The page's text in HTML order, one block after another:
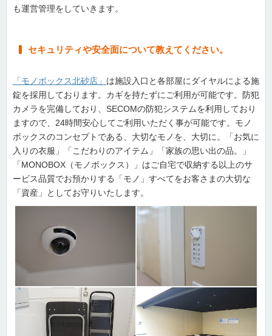
も運営管理をしていきます。
セキュリティや安全面について教えてください。
「モノボックス北砂店」 は施設入口と各部屋にダイヤルによる施
錠を採用しております。カギを持たずにご利用が可能です。防犯
カメラを完備しており、SECOMの防犯システムを利用しており
ますので、24時間安心してご利用いただく事が可能です。モノ
ボックスのコンセプトである、大切なモノを、大切に。「お気に
入りの衣服」「こだわりのアイテム」「家族の思い出の品。」
「MONOBOX（モノボックス）」はご自宅で収納する以上のサ
ービス品質でお預かりする「モノ」すべてをお客さまの大切な
「資産」としてお守りいたします。